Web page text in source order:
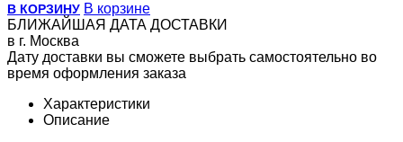
В КОРЗИНУ В корзине
БЛИЖАЙШАЯ ДАТА ДОСТАВКИ
в г. Москва
Дату доставки вы сможете выбрать самостоятельно во
время оформления заказа
Характеристики
Описание